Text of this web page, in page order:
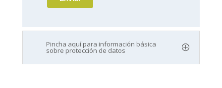
Pincha aquí para información básica
sobre protección de datos